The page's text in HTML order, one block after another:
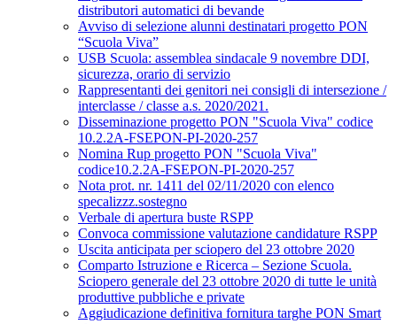
distributori automatici di bevande
Avviso di selezione alunni destinatari progetto PON
“Scuola Viva”
USB Scuola: assemblea sindacale 9 novembre DDI,
sicurezza, orario di servizio
Rappresentanti dei genitori nei consigli di intersezione /
interclasse / classe a.s. 2020/2021.
Disseminazione progetto PON "Scuola Viva" codice
10.2.2A-FSEPON-PI-2020-257
Nomina Rup progetto PON "Scuola Viva"
codice10.2.2A-FSEPON-PI-2020-257
Nota prot. nr. 1411 del 02/11/2020 con elenco
specalizzz.sostegno
Verbale di apertura buste RSPP
Convoca commissione valutazione candidature RSPP
Uscita anticipata per sciopero del 23 ottobre 2020
Comparto Istruzione e Ricerca – Sezione Scuola.
Sciopero generale del 23 ottobre 2020 di tutte le unità
produttive pubbliche e private
Aggiudicazione definitiva fornitura targhe PON Smart